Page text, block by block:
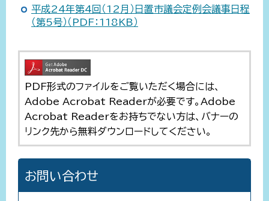
平成24年第4回（12月）日置市議会定例会議事日程
（第5号）（PDF：118KB）
PDF形式のファイルをご覧いただく場合には、
Adobe Acrobat Readerが必要です。Adobe
Acrobat Readerをお持ちでない方は、バナーの
リンク先から無料ダウンロードしてください。
お問い合わせ